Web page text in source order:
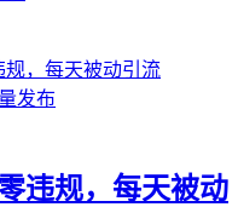
违规，每天被动